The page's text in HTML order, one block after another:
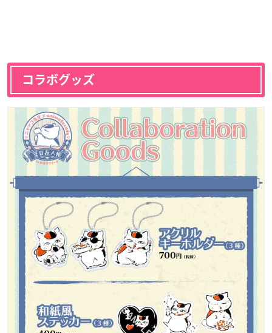
コラボグッズ